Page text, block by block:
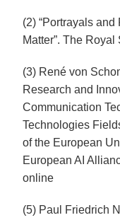
(2) “Portrayals
Matter”. The
(3) René von
Research and
Communication
Technologies
of the European
European AI
online
(5) Paul Friedrich